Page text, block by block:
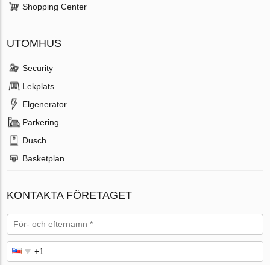
Shopping Center
UTOMHUS
Security
Lekplats
Elgenerator
Parkering
Dusch
Basketplan
KONTAKTA FÖRETAGET